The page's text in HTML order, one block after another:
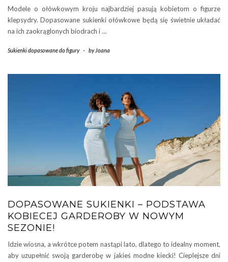
Modele o ołówkowym kroju najbardziej pasują kobietom o figurze
klepsydry. Dopasowane sukienki ołówkowe będą się świetnie układać
na ich zaokrąglonych biodrach i …
Sukienki dopasowane do figury - by Joana
DOPASOWANE SUKIENKI – PODSTAWA
KOBIECEJ GARDEROBY W NOWYM
SEZONIE!
Idzie wiosna, a wkrótce potem nastąpi lato, dlatego to idealny moment,
aby uzupełnić swoją garderobę w jakieś modne kiecki! Cieplejsze dni